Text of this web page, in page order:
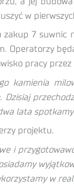
w
7 suwnic
Operatorzy
pracy
kamienia
lata
projektu.
i
w